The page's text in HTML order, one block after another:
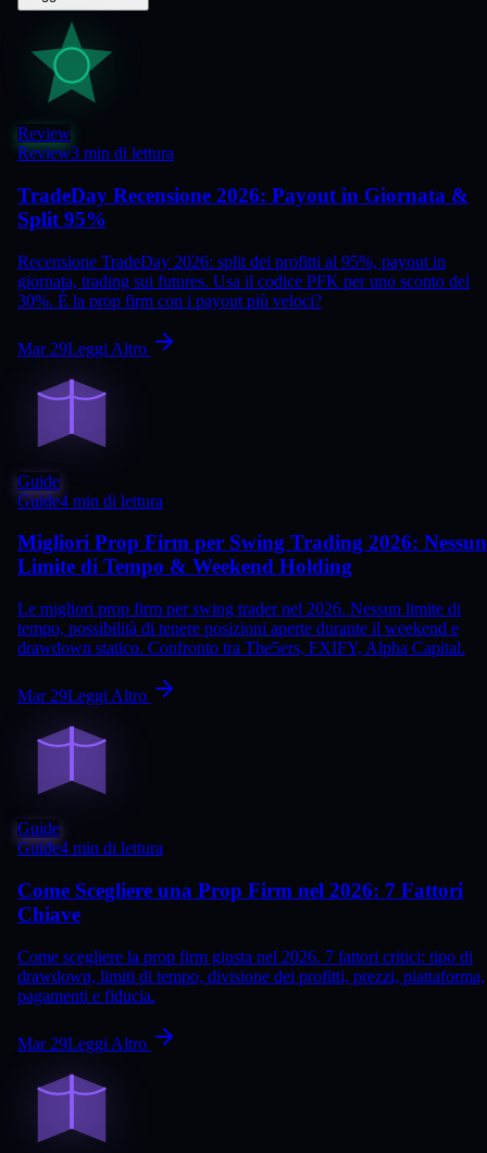
Review
Review3 min di lettura
TradeDay Recensione 2026: Payout in Giornata &
Split 95%
Recensione TradeDay 2026: split dei profitti al 95%, payout in
giornata, trading sui futures. Usa il codice PFK per uno sconto del
30%. È la prop firm con i payout più veloci?
Mar 29Leggi Altro
Guide
Guide4 min di lettura
Migliori Prop Firm per Swing Trading 2026: Nessun
Limite di Tempo & Weekend Holding
Le migliori prop firm per swing trader nel 2026. Nessun limite di
tempo, possibilità di tenere posizioni aperte durante il weekend e
drawdown statico. Confronto tra The5ers, FXIFY, Alpha Capital.
Mar 29Leggi Altro
Guide
Guide4 min di lettura
Come Scegliere una Prop Firm nel 2026: 7 Fattori
Chiave
Come scegliere la prop firm giusta nel 2026. 7 fattori critici: tipo di
drawdown, limiti di tempo, divisione dei profitti, prezzi, piattaforma,
pagamenti e fiducia.
Mar 29Leggi Altro